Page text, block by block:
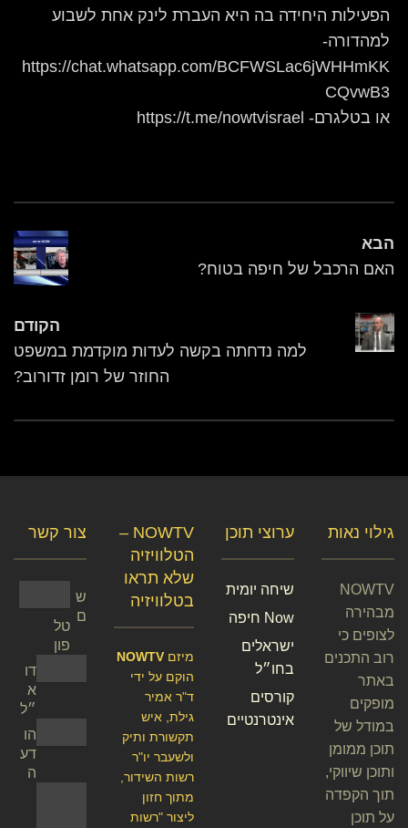
הפעילות היחידה בה היא העברת לינק אחת לשבוע
למהדורה-
https://chat.whatsapp.com/BCFWSLac6jWHHmKK
CQvwB3
או בטלגרם- https://t.me/nowtvisrael
הבא
האם הרכבל של חיפה בטוח?
הקודם
למה נדחתה בקשה לעדות מוקדמת במשפט
החוזר של רומן זדורוב?
צור קשר
ש
ם
טל
פון
דו
א
״ל
הו
דע
ה
NOWTV –
הטלוויזיה
שלא תראו
בטלוויזיה
מיזם NOWTV
הוקם על ידי
ד"ר אמיר
גילת, איש
תקשורת ותיק
ולשעבר יו"ר
רשות השידור,
מתוך חזון
ליצור "רשות
ערוצי תוכן
שיחה יומית
Now חיפה
ישראלים
בחו״ל
קורסים
אינטרנטיים
גילוי נאות
NOWTV
מבהירה
לצופים כי
רוב התכנים
באתר
מופקים
במודל של
תוכן ממומן
ותוכן שיווקי,
תוך הקפדה
על תוכן